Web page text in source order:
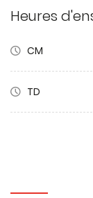
Heures
CM
TD